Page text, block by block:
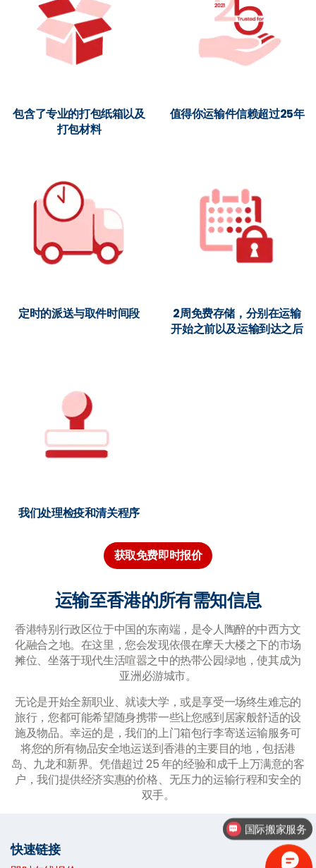
包含了专业的打包纸箱以及
打包材料
值得你运输件信赖超过25年
定时的派送与取件时间段
2周免费存储，分别在运输
开始之前以及运输到达之后
我们处理检疫和清关程序
获取免费即时报价
运输至香港的所有需知信息
香港特别行政区位于中国的东南端，是令人陶醉的中西方文
化融合之地。在这里，您会发现依偎在摩天大楼之下的市场
摊位、坐落于现代生活喧嚣之中的热带公园绿地，使其成为
亚洲必游城市。
无论是开始全新职业、就读大学，或是享受一场终生难忘的
旅行，您都可能希望随身携带一些让您感到居家般舒适的设
施及物品。幸运的是，我们的上门箱包行李寄送运输服务可
将您的所有物品安全地运送到香港的主要目的地，包括港
岛、九龙和新界。凭借超过 25 年的经验和成千上万满意的客
户，我们提供经济实惠的价格、无压力的运输行程和安全的
双手。
快速链接
国际行李托运